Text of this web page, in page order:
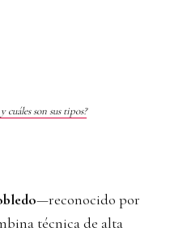
cuáles son sus tipos?
—reconocido por
técnica de alta